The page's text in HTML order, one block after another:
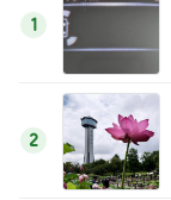
2
3